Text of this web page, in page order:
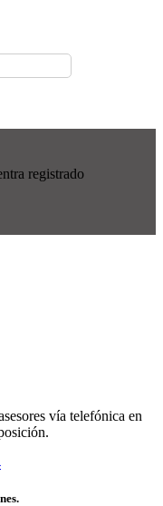
registrado
vía telefónica en